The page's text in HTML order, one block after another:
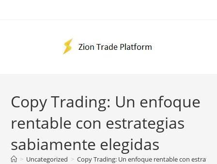
Copy Trading: Un enfoque
rentable con estrategias
sabiamente elegidas
> Uncategorized > Copy Trading: Un enfoque rentable con